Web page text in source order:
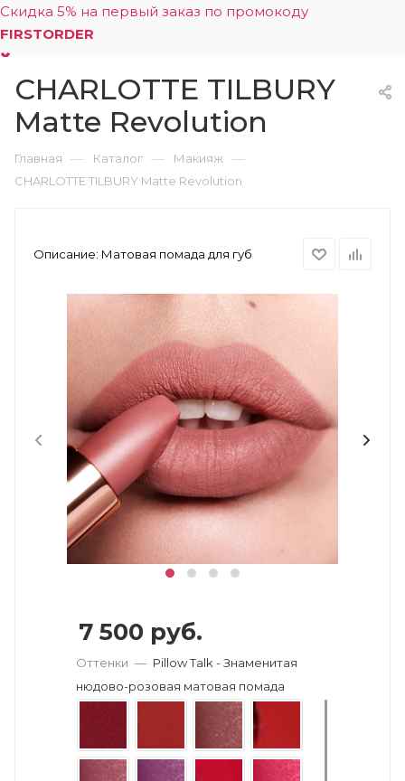
Скидка 5% на первый заказ по промокоду
FIRSTORDER
0
CHARLOTTE TILBURY
Matte Revolution
Главная — Каталог — Макияж —
CHARLOTTE TILBURY Matte Revolution
Описание: Матовая помада для губ
7 500 руб.
Оттенки — Pillow Talk - Знаменитая
нюдово-розовая матовая помада